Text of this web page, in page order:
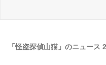
「怪盗探偵山猫」のニュース